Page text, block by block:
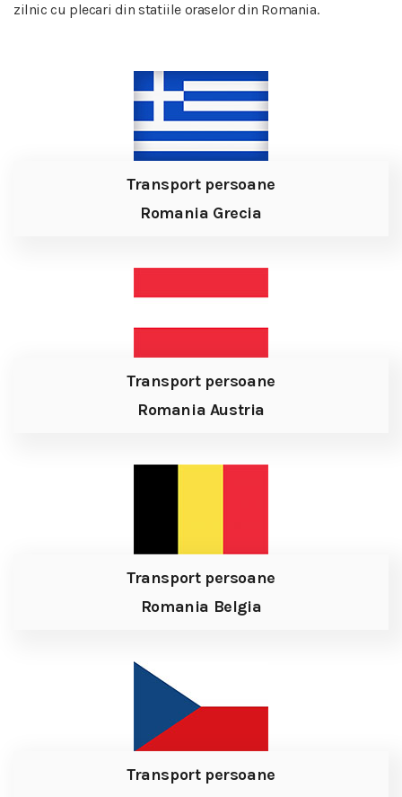
zilnic cu plecari din statiile oraselor din Romania.
Transport persoane
Romania Grecia
Transport persoane
Romania Austria
Transport persoane
Romania Belgia
Transport persoane